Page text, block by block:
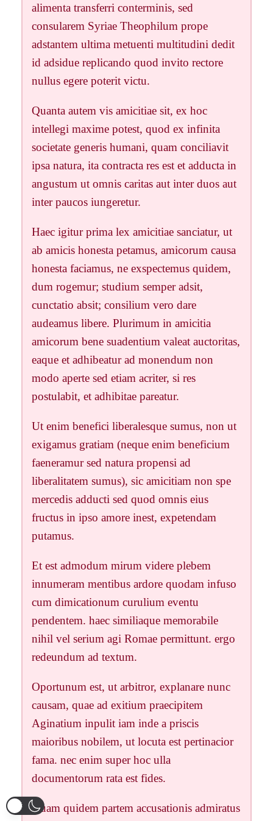
alimenta transferri conterminis, sed
consularem Syriae Theophilum prope
adstantem ultima metuenti multitudini dedit
id adsidue replicando quod invito rectore
nullus egere poterit victu.
Quanta autem vis amicitiae sit, ex hoc
intellegi maxime potest, quod ex infinita
societate generis humani, quam conciliavit
ipsa natura, ita contracta res est et adducta in
angustum ut omnis caritas aut inter duos aut
inter paucos iungeretur.
Haec igitur prima lex amicitiae sanciatur, ut
ab amicis honesta petamus, amicorum causa
honesta faciamus, ne exspectemus quidem,
dum rogemur; studium semper adsit,
cunctatio absit; consilium vero dare
audeamus libere. Plurimum in amicitia
amicorum bene suadentium valeat auctoritas,
eaque et adhibeatur ad monendum non
modo aperte sed etiam acriter, si res
postulabit, et adhibitae pareatur.
Ut enim benefici liberalesque sumus, non ut
exigamus gratiam (neque enim beneficium
faeneramur sed natura propensi ad
liberalitatem sumus), sic amicitiam non spe
mercedis adducti sed quod omnis eius
fructus in ipso amore inest, expetendam
putamus.
Et est admodum mirum videre plebem
innumeram mentibus ardore quodam infuso
cum dimicationum curulium eventu
pendentem. haec similiaque memorabile
nihil vel serium agi Romae permittunt. ergo
redeundum ad textum.
Oportunum est, ut arbitror, explanare nunc
causam, quae ad exitium praecipitem
Aginatium inpulit iam inde a priscis
maioribus nobilem, ut locuta est pertinacior
fama. nec enim super hoc ulla
documentorum rata est fides.
Quam quidem partem accusationis admiratus